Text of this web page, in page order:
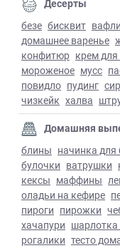
Десерты
безе бисквит вафли
домашнее варенье
конфитюр крем для
мороженое мусс
повидло пудинг
чизкейк халва
Домашняя
блины начинка для
булочки ватрушки
кексы маффины
оладьи на кефире
пироги пирожки
хачапури шарлотка
рогалики тесто